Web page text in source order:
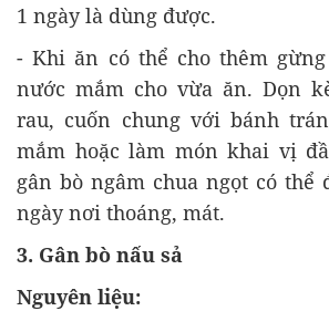
1 ngày là dùng được.
- Khi ăn có thể cho thêm
nước mắm cho vừa ăn. Dọn
rau, cuốn chung với bánh
mắm hoặc làm món khai vị
gân bò ngâm chua ngọt có thể
ngày nơi thoáng, mát.
3. Gân bò nấu sả
Nguyên liệu: